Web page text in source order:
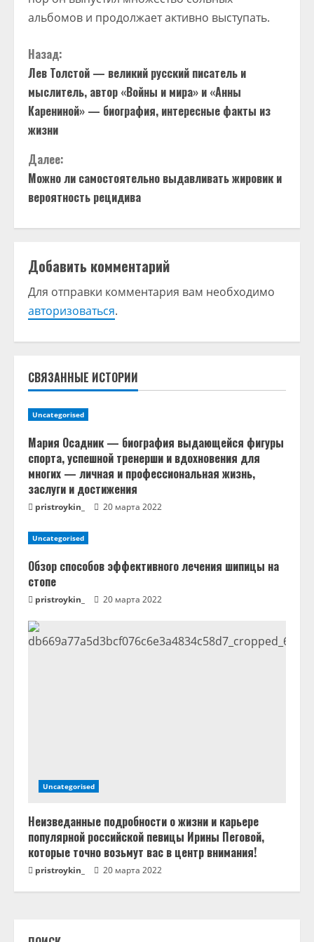
альбомов и продолжает активно выступать.
П
р
о
д
о
л
ж
и
т
ь
ч
т
е
н
и
е
Назад:
Лев Толстой — великий русский писатель и
мыслитель, автор «Войны и мира» и «Анны
Карениной» — биография, интересные факты из
жизни
Далее:
Можно ли самостоятельно выдавливать жировик и
вероятность рецидива
Добавить комментарий
Для отправки комментария вам необходимо
авторизоваться.
СВЯЗАННЫЕ ИСТОРИИ
Uncategorised
Мария Осадник — биография выдающейся фигуры
спорта, успешной тренерши и вдохновения для
многих — личная и профессиональная жизнь,
заслуги и достижения
pristroykin_ 20 марта 2022
Uncategorised
Обзор способов эффективного лечения шипицы на
стопе
pristroykin_ 20 марта 2022
Uncategorised
Неизведанные подробности о жизни и карьере
популярной российской певицы Ирины Пеговой,
которые точно возьмут вас в центр внимания!
pristroykin_ 20 марта 2022